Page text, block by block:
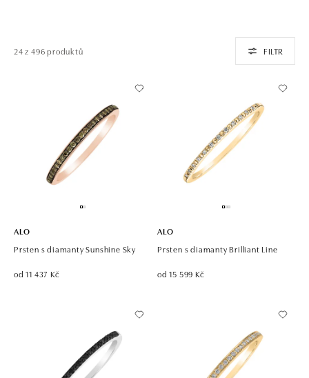
24 z 496 produktů FILTR
ALO
Prsten s diamanty Sunshine Sky
od 11 437 Kč
ALO
Prsten s diamanty Brilliant Line
od 15 599 Kč